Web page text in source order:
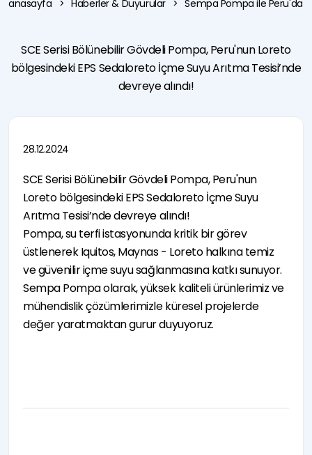
Haberler &
Sürdürülebilirlik
I'm Pump
Technology
Parkı
İstasyonu
Kalite
Kontrol
Pompalar
Pompalar
Kendinden
Emişli
Pompalar
Hidrofor
e-mission
Kontrol
Kılavuzları
anasayfa Haberler & Duyurular Sempa Pompa ile Peru'da
SCE Serisi Bölünebilir Gövdeli Pompa, Peru'nun Loreto
bölgesindeki EPS Sedaloreto İçme Suyu Arıtma Tesisi’nde
devreye alındı!
28.12.2024
SCE Serisi Bölünebilir Gövdeli Pompa, Peru'nun
Loreto bölgesindeki EPS Sedaloreto İçme Suyu
Arıtma Tesisi’nde devreye alındı!
Pompa, su terfi istasyonunda kritik bir görev
üstlenerek Iquitos, Maynas - Loreto halkına temiz
ve güvenilir içme suyu sağlanmasına katkı sunuyor.
Sempa Pompa olarak, yüksek kaliteli ürünlerimiz ve
mühendislik çözümlerimizle küresel projelerde
değer yaratmaktan gurur duyuyoruz.